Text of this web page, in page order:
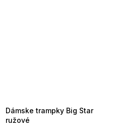
Dámske trampky Big Star
ružové